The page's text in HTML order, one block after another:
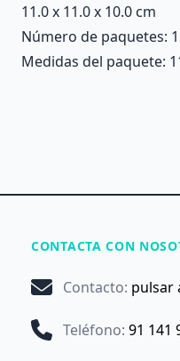
11.0 x 11.0 x 10.0 cm
Número de paquetes: 1
Medidas del paquete:
CONTACTA CON
Contacto: pulsar
Teléfono: 91 141